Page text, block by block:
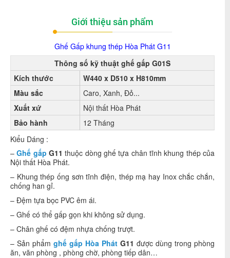
Giới thiệu sản phẩm
Ghế Gấp khung thép Hòa Phát G11
Thông số kỹ thuật ghế gấp G01S
Kích thước
W440 x D510 x H810mm
Màu sắc
Caro, Xanh, Đỏ...
Xuất xứ
Nội thất Hòa Phát
Bảo hành
12 Tháng
Kiểu Dáng :
– Ghế gấp G11 thuộc dòng ghế tựa chân tĩnh khung thép của
Nội thất Hòa Phát.
– Khung thép ống sơn tĩnh điện, thép mạ hay Inox chắc chắn,
chống han gỉ.
– Đệm tựa bọc PVC êm ái.
– Ghế có thể gấp gọn khi không sử dụng.
– Chân ghế có đệm nhựa chống trượt.
– Sản phẩm ghế gấp Hòa Phát G11 được dùng trong phòng
ăn, văn phòng , phòng chờ, phòng tiếp dân…